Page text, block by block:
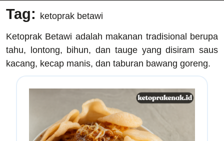
Tag: ketoprak betawi
Ketoprak Betawi adalah makanan tradisional berupa
tahu, lontong, bihun, dan tauge yang disiram saus
kacang, kecap manis, dan taburan bawang goreng.